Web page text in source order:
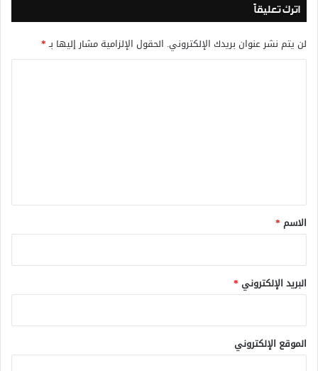
اترك تعليقاً
لن يتم نشر عنوان بريدك الإلكتروني. الحقول الإلزامية مشار إليها بـ*
*
الاسم *
البريد الإلكتروني *
الموقع الإلكتروني